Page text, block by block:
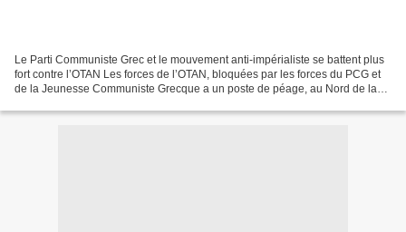
Le Parti Communiste Grec et le mouvement anti-impérialiste se battent plus
fort contre l’OTAN Les forces de l’OTAN, bloquées par les forces du PCG et
de la Jeunesse Communiste Grecque a un poste de péage, au Nord de la